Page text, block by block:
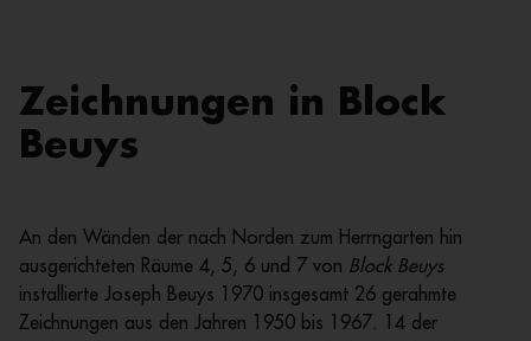
Zeichnungen in Block
Beuys
An den Wänden der nach Norden zum Herrngarten hin
ausgerichteten Räume 4, 5, 6 und 7 von Block Beuys
installierte Joseph Beuys 1970 insgesamt 26 gerahmte
Zeichnungen aus den Jahren 1950 bis 1967. 14 der